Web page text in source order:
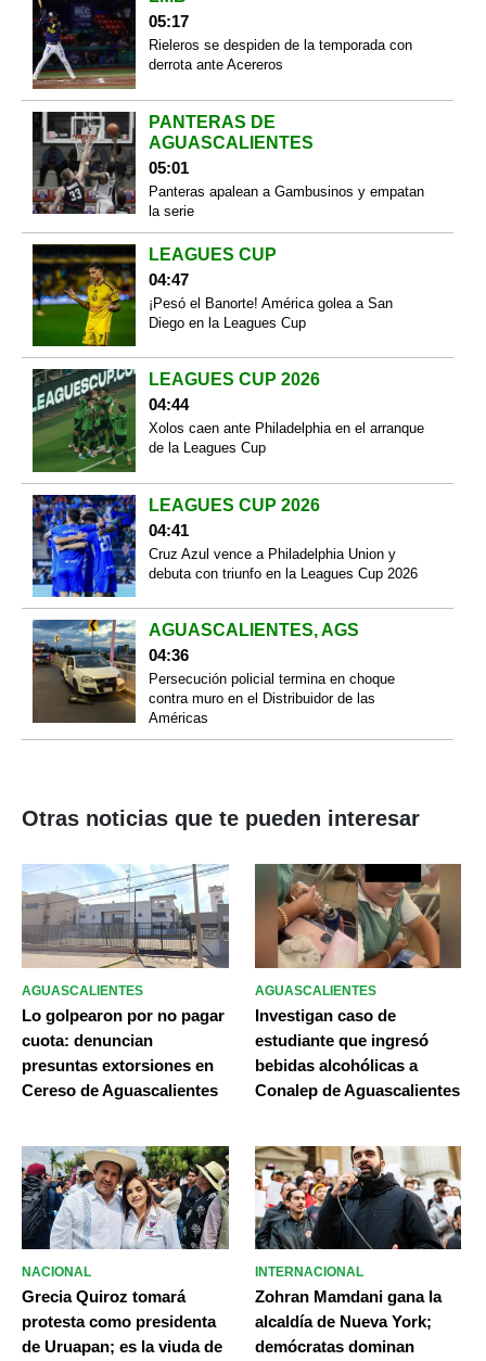
05:17
Rieleros se despiden de la temporada con
derrota ante Acereros
PANTERAS DE
AGUASCALIENTES
05:01
Panteras apalean a Gambusinos y empatan
la serie
LEAGUES CUP
04:47
¡Pesó el Banorte! América golea a San
Diego en la Leagues Cup
LEAGUES CUP 2026
04:44
Xolos caen ante Philadelphia en el arranque
de la Leagues Cup
LEAGUES CUP 2026
04:41
Cruz Azul vence a Philadelphia Union y
debuta con triunfo en la Leagues Cup 2026
AGUASCALIENTES, AGS
04:36
Persecución policial termina en choque
contra muro en el Distribuidor de las
Américas
Otras noticias que te pueden interesar
AGUASCALIENTES
Lo golpearon por no pagar
cuota: denuncian
presuntas extorsiones en
Cereso de Aguascalientes
AGUASCALIENTES
Investigan caso de
estudiante que ingresó
bebidas alcohólicas a
Conalep de Aguascalientes
NACIONAL
Grecia Quiroz tomará
protesta como presidenta
de Uruapan; es la viuda de
INTERNACIONAL
Zohran Mamdani gana la
alcaldía de Nueva York;
demócratas dominan